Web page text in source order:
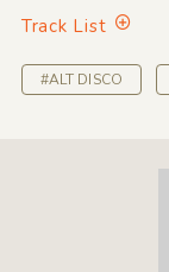
Track List
#ALT DISCO